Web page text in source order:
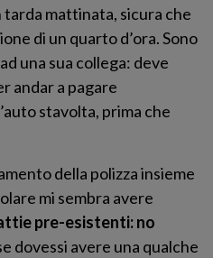
mattinata, sicura che
di un quarto d’ora. Sono
una sua collega: deve
andar a pagare
stavolta, prima che
della polizza insieme
mi sembra avere
pre-esistenti: no
dovessi avere una qualche